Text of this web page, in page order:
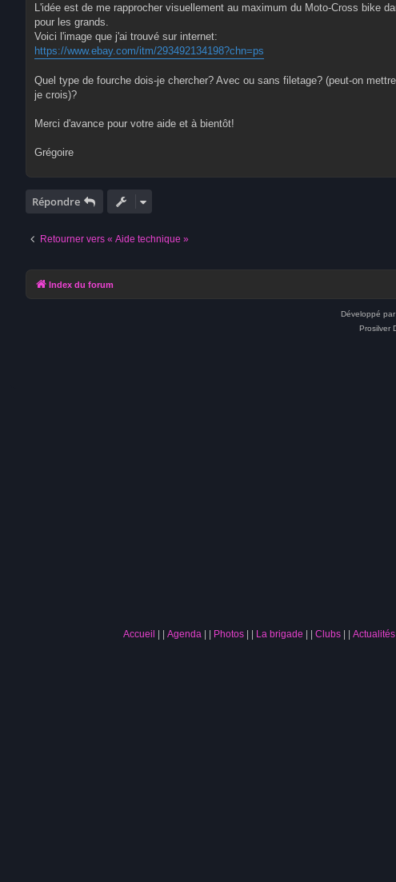
L'idée est de me rapprocher visuellement au maximum du Moto-Cross bike
pour les grands.
Voici l'image que j'ai trouvé sur internet:
https://www.ebay.com/itm/293492134198?chn=ps
Quel type de fourche dois-je chercher? Avec ou sans filetage? (peut-on
je crois)?
Merci d'avance pour votre aide et à bientôt!
Grégoire
Répondre
Retourner vers « Aide technique »
Index du forum
Développé par
Prosilver
Accueil | Agenda | Photos | La brigade | Clubs | Actualités